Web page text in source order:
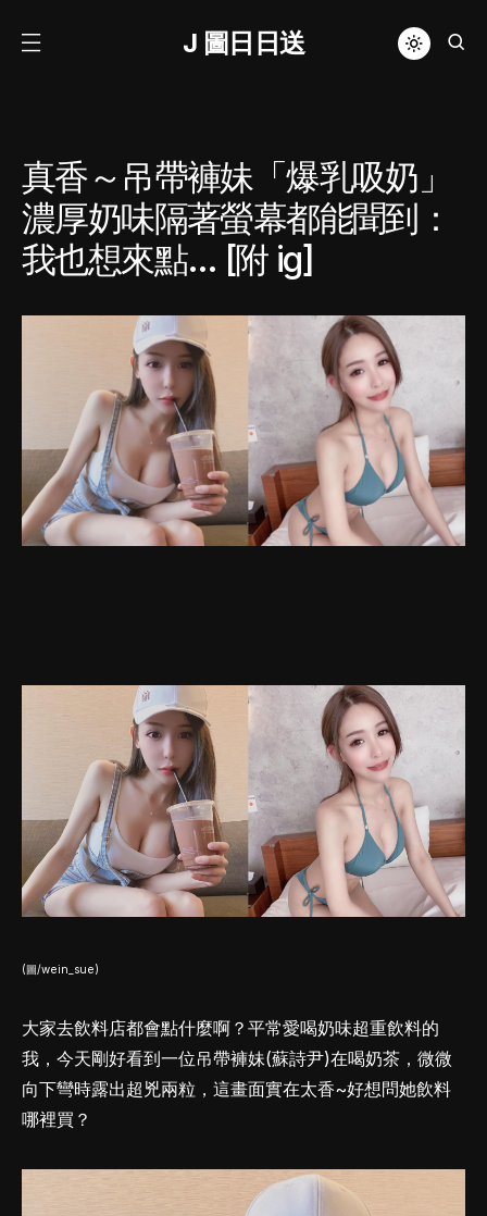
J 圖日日送
真香～吊帶褲妹「爆乳吸奶」
濃厚奶味隔著螢幕都能聞到：
我也想來點… [附 ig]
(圖/wein_sue)
大家去飲料店都會點什麼啊？平常愛喝奶味超重飲料的
我，今天剛好看到一位吊帶褲妹(蘇詩尹)在喝奶茶，微微
向下彎時露出超兇兩粒，這畫面實在太香~好想問她飲料
哪裡買？